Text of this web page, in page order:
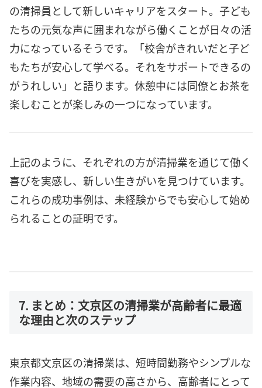
の清掃員として新しいキャリアをスタート。子ども
たちの元気な声に囲まれながら働くことが日々の活
力になっているそうです。「校舎がきれいだと子ど
もたちが安心して学べる。それをサポートできるの
がうれしい」と語ります。休憩中には同僚とお茶を
楽しむことが楽しみの一つになっています。
上記のように、それぞれの方が清掃業を通じて働く
喜びを実感し、新しい生きがいを見つけています。
これらの成功事例は、未経験からでも安心して始め
られることの証明です。
7. まとめ：文京区の清掃業が高齢者に最適
な理由と次のステップ
東京都文京区の清掃業は、短時間勤務やシンプルな
作業内容、地域の需要の高さから、高齢者にとって